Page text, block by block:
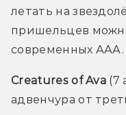
летать на
пришельцев
современных ААА.
Creatures of Ava (7
адвенчура от